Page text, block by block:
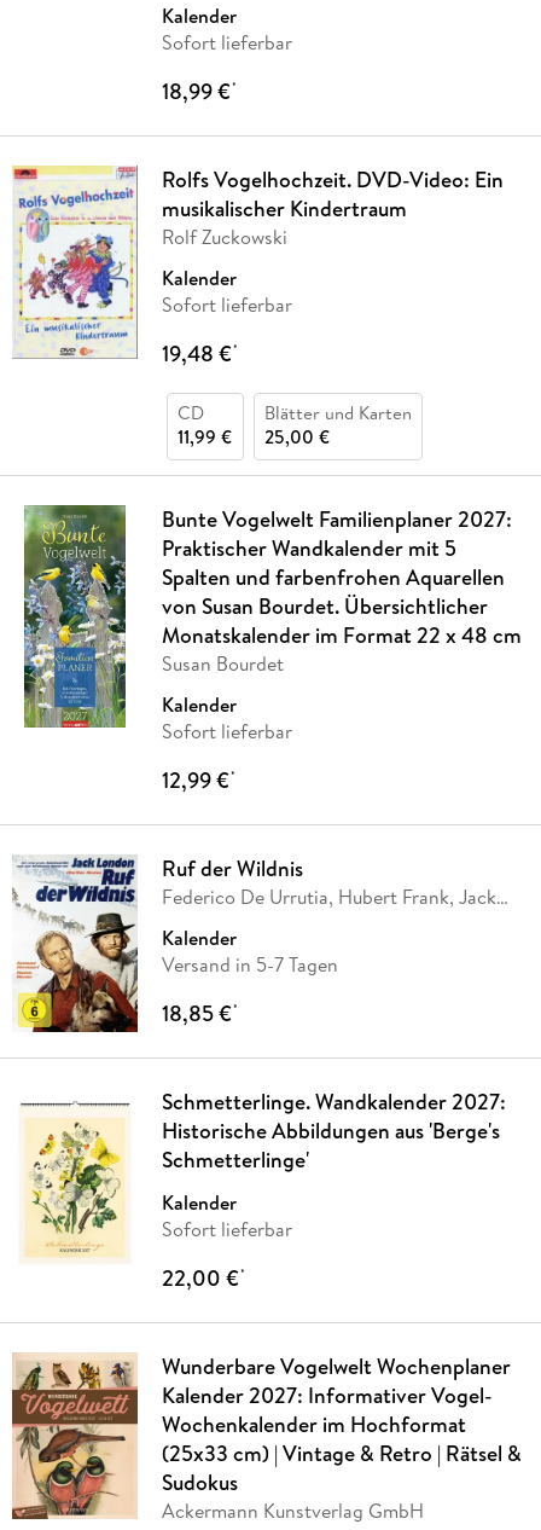
Kalender
Sofort lieferbar
18,99 €*
Rolfs Vogelhochzeit. DVD-Video: Ein
musikalischer Kindertraum
Rolf Zuckowski
Kalender
Sofort lieferbar
19,48 €*
CD
11,99 €
Blätter und Karten
25,00 €
Bunte Vogelwelt Familienplaner 2027:
Praktischer Wandkalender mit 5
Spalten und farbenfrohen Aquarellen
von Susan Bourdet. Übersichtlicher
Monatskalender im Format 22 x 48 cm
Susan Bourdet
Kalender
Sofort lieferbar
12,99 €*
Ruf der Wildnis
Federico De Urrutia, Hubert Frank, Jack
Kalender
Versand in 5-7 Tagen
18,85 €*
Schmetterlinge. Wandkalender 2027:
Historische Abbildungen aus 'Berge's
Schmetterlinge'
Kalender
Sofort lieferbar
22,00 €*
Wunderbare Vogelwelt Wochenplaner
Kalender 2027: Informativer Vogel-
Wochenkalender im Hochformat
(25x33 cm) | Vintage & Retro | Rätsel &
Sudokus
Ackermann Kunstverlag GmbH